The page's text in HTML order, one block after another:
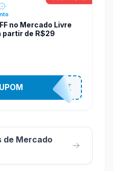
no Mercado Livre
partir de R$29
de Mercado